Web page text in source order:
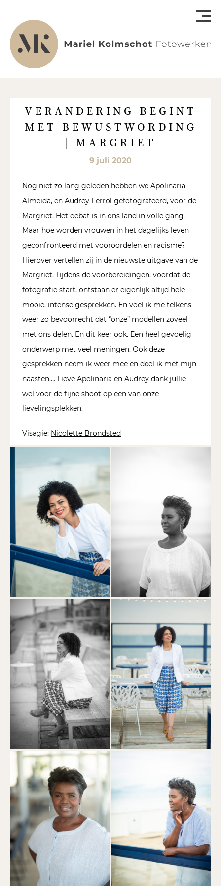
VERANDERING BEGINT
MET BEWUSTWORDING
| MARGRIET
9 juli 2020
Nog niet zo lang geleden hebben we Apolinaria
Almeida, en Audrey Ferrol gefotografeerd, voor de
Margriet. Het debat is in ons land in volle gang.
Maar hoe worden vrouwen in het dagelijks leven
geconfronteerd met vooroordelen en racisme?
Hierover vertellen zij in de nieuwste uitgave van de
Margriet. Tijdens de voorbereidingen, voordat de
fotografie start, ontstaan er eigenlijk altijd hele
mooie, intense gesprekken. En voel ik me telkens
weer zo bevoorrecht dat “onze” modellen zoveel
met ons delen. En dit keer ook. Een heel gevoelig
onderwerp met veel meningen. Ook deze
gesprekken neem ik weer mee en deel ik met mijn
naasten…. Lieve Apolinaria en Audrey dank jullie
wel voor de fijne shoot op een van onze
lievelingsplekken.
Visagie: Nicolette Brondsted